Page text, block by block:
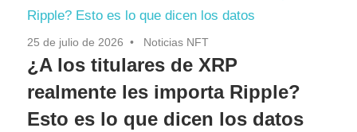
25 de julio de 2026 Noticias NFT
¿A los titulares de XRP
realmente les importa Ripple?
Esto es lo que dicen los datos